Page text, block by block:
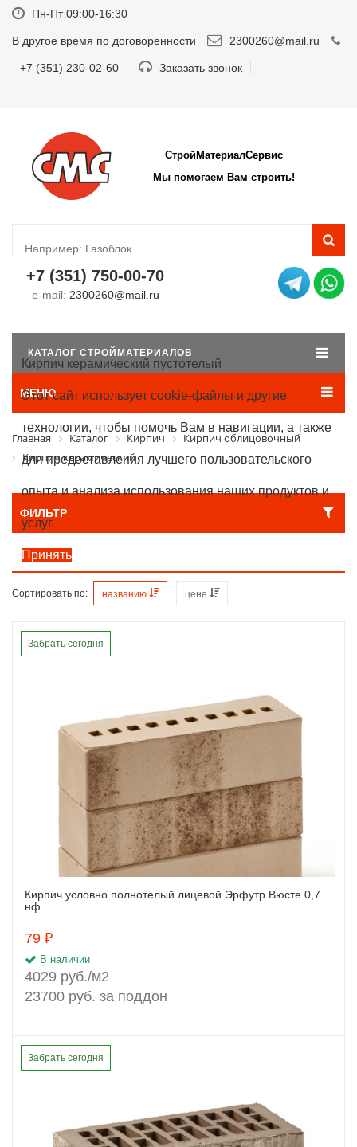
Пн-Пт 09:00-16:30
В другое время по договоренности 2300260@mail.ru
+7 (351) 230-02-60 Заказать звонок
СтройМатериалСервис
Мы помогаем Вам строить!
+7 (351) 750-00-70
e-mail: 2300260@mail.ru
КАТАЛОГ СТРОЙМАТЕРИАЛОВ
МЕНЮ
Главная Каталог Кирпич
Кирпич облицовочный
Кирпич керамический
ФИЛЬТР
Кирпич керамический пустотелый
Этот сайт использует cookie-файлы и другие
технологии, чтобы помочь Вам в навигации, а также
для предоставления лучшего пользовательского
опыта и анализа использования наших продуктов и
услуг.
Принять
Сортировать по: названию цене
Забрать сегодня
Заказать
Кирпич условно полнотелый лицевой Эрфутр Вюсте 0,7
нф
79 ₽
В наличии
4029 руб./м2
23700 руб. за поддон
Забрать сегодня